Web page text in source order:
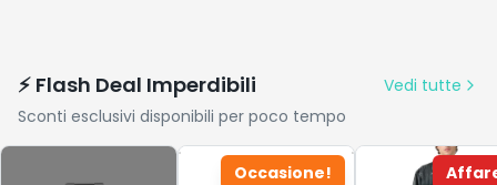
⚡ Flash Deal Imperdibili
Vedi tutte
Sconti esclusivi disponibili per poco tempo
Occasione!